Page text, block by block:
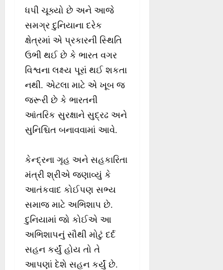
ધપી ચૂક્યો છે અને આજે
સમગ્ર દુનિયાના દરેક
ક્ષેત્રમાં એ પ્રકારની સ્થિતિ
ઉભી થઈ છે કે ભારત વગર
વિશ્વના લક્ષ્ય પૂરાં થઈ શકતા
નથી. એટલા માટે એ ખૂબ જ
જરૂરી છે કે ભારતની
આંતરિક સુરક્ષાને સુદ્રઢ અને
સુનિશ્ચિત બનાવવામાં આવે.
કેન્દ્રના ગૃહ અને સહકારિતા
મંત્રી શ્રીએ જણાવ્યું કે
આતંકવાદ કોઈપણ સભ્ય
સમાજ માટે અભિશાપ છે.
દુનિયામાં જો કોઈએ આ
અભિશાપનું સૌથી મોટું દર્દ
સહન કર્યું હોય તો તે
આપણાં દેશે સહન કર્યું છે.